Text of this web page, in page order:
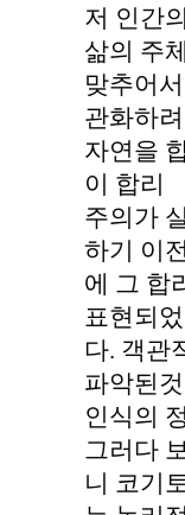
저 인간의
삶의 주
맞추어
관화하
자연을
이 합리
주의가
하기 이전
에 그 합
표현되었
다. 객관
파악된
인식의
그러다
니 코기